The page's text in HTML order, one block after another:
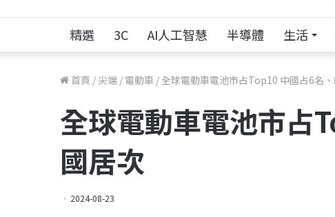
精選 3C AI人工智慧 半導體 生活
首頁 /尖端 / 電動車 / 全球電動車電池市占Top10 中國占6名
全球電動車電池市占
國居次
2024-08-23